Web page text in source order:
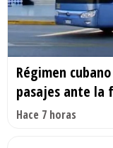
Régimen
pasajes ante la
Hace 7 horas